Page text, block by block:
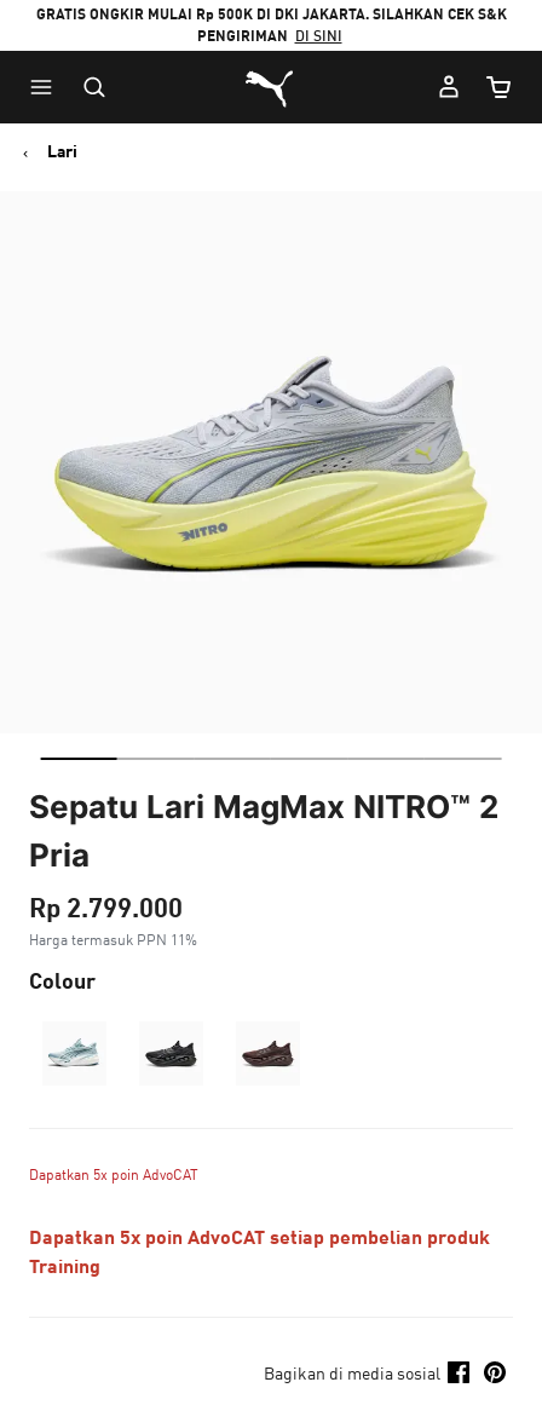
GRATIS ONGKIR MULAI Rp 500K DI DKI JAKARTA. SILAHKAN CEK S&K
PENGIRIMAN DI SINI
Puma Beranda
Lari
Sepatu Lari MagMax NITRO™ 2
Pria
Rp 2.799.000
Harga termasuk PPN 11%
Colour
Dapatkan 5x poin AdvoCAT
Dapatkan 5x poin AdvoCAT setiap pembelian produk
Training
Bagikan di media sosial